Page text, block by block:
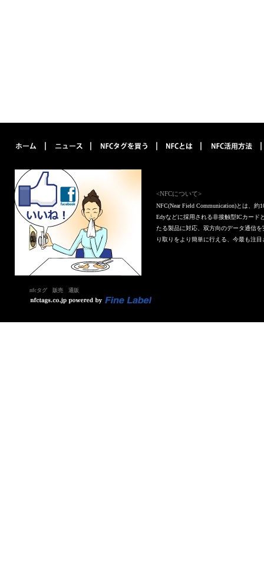
<NFCについて>
NFC(Near Field Communication)とは、
Edyなどに採用される非接触型ICカード
たる製品に対応、双方向のデータ通信
り取りをより簡単に行える、今最も注
nfcタグ 販売 通販